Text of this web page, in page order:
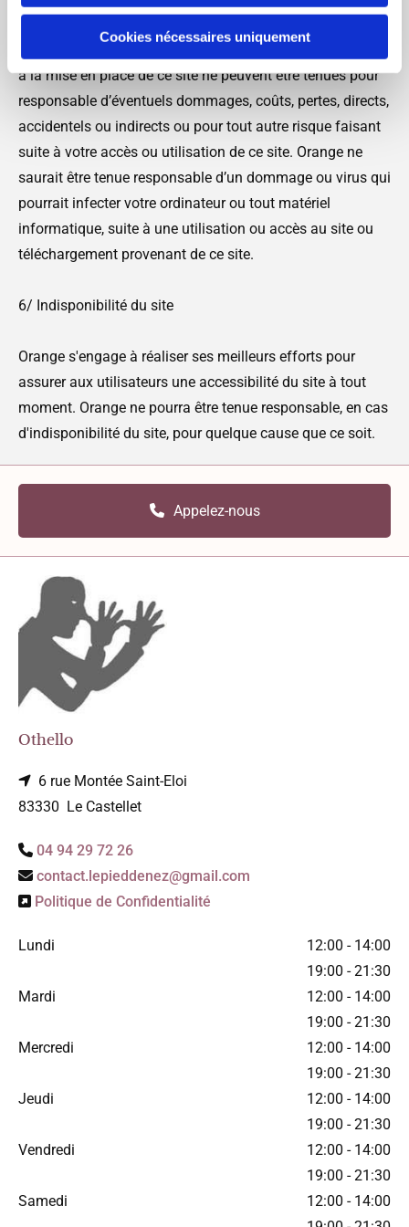
Cookies nécessaires uniquement
Orange et toutes sociétés ayant contribué à la création et
à la mise en place de ce site ne peuvent être tenues pour
responsable d’éventuels dommages, coûts, pertes, directs,
accidentels ou indirects ou pour tout autre risque faisant
suite à votre accès ou utilisation de ce site. Orange ne
saurait être tenue responsable d’un dommage ou virus qui
pourrait infecter votre ordinateur ou tout matériel
informatique, suite à une utilisation ou accès au site ou
téléchargement provenant de ce site.
6/ Indisponibilité du site
Orange s'engage à réaliser ses meilleurs efforts pour
assurer aux utilisateurs une accessibilité du site à tout
moment. Orange ne pourra être tenue responsable, en cas
d'indisponibilité du site, pour quelque cause que ce soit.
Appelez-nous
Othello
 6 rue Montée Saint-Eloi
83330 Le Castellet
 04 94 29 72 26
 contact.lepieddenez@gmail.com
 Politique de Confidentialité
Lundi
12:00 - 14:00
19:00 - 21:30
Mardi
12:00 - 14:00
19:00 - 21:30
Mercredi
12:00 - 14:00
19:00 - 21:30
Jeudi
12:00 - 14:00
19:00 - 21:30
Vendredi
12:00 - 14:00
19:00 - 21:30
Samedi
12:00 - 14:00